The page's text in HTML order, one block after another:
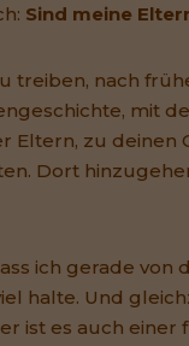
Sind meine
treiben, nach
mit
Eltern, zu deinen
Dort
ich gerade von
halte. Und
ist es auch einer